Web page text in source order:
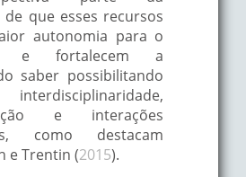
de que esses recursos
autonomia para o
e fortalecem a
saber possibilitando
e interações
como destacam
e Trentin (2015).